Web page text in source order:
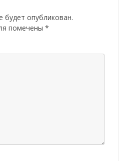
будет опубликован.
помечены *